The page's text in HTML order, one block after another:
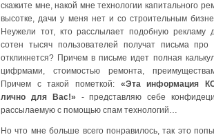
скажите мне, накой мне технологии капитального
высотке, дачи у меня нет и со строительным
Неужели тот, кто расслылает подобную рекламу
сотен тысяч пользователей получат письма
откликнется? Причем в письме идет полная
цифрмами, стоимостью ремонта,
Причем с такой пометкой: «Эта информация
лично для Вас!» - представляю себе
рассылаемую с помощью спам технологий…
Но что мне больше всего понравилось, так это